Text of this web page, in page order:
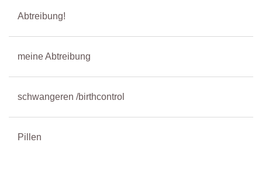
Abtreibung!
meine Abtreibung
schwangeren /birthcontrol
Pillen